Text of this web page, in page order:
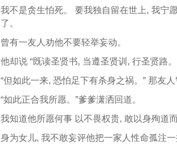
我不是贪生怕死。 要我独自留在世上, 我宁
了。
曾有一友人劝他不要轻举妄动。
他却说 “既读圣贤书, 当遵圣贤训, 行圣贤路。
“但如此一来, 恐怕足下有杀身之祸。” 那友人
“如此正合我所愿。”爹爹潇洒回道。
我知道他所愿何事 以不畏权贵, 敢以身殉道
身为女儿, 我不敢妄评他把一家人性命孤注